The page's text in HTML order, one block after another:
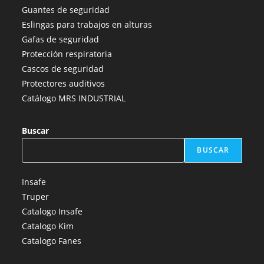
una
nueva
pestaña
una
nueva
pestaña
una
nueva
pestaña
nueva
Guantes de seguridad
Eslingas para trabajos en alturas
Gafas de seguridad
Protección respiratoria
Cascos de seguridad
Protectores auditivos
Catálogo MRS INDUSTRIAL
Buscar
BUSCAR
Insafe
Truper
Catalogo Insafe
Catalogo Kim
Catalogo Fanes